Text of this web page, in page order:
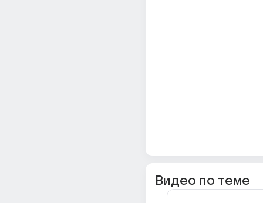
Видео по теме